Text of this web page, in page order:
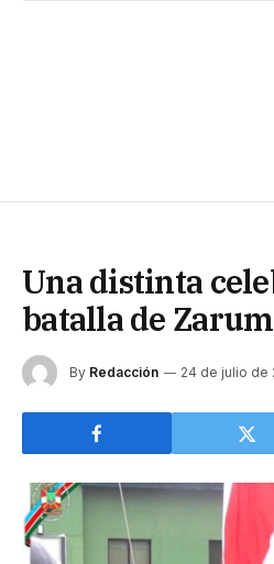
Una distinta
batalla de
By Redacción 24 de julio de